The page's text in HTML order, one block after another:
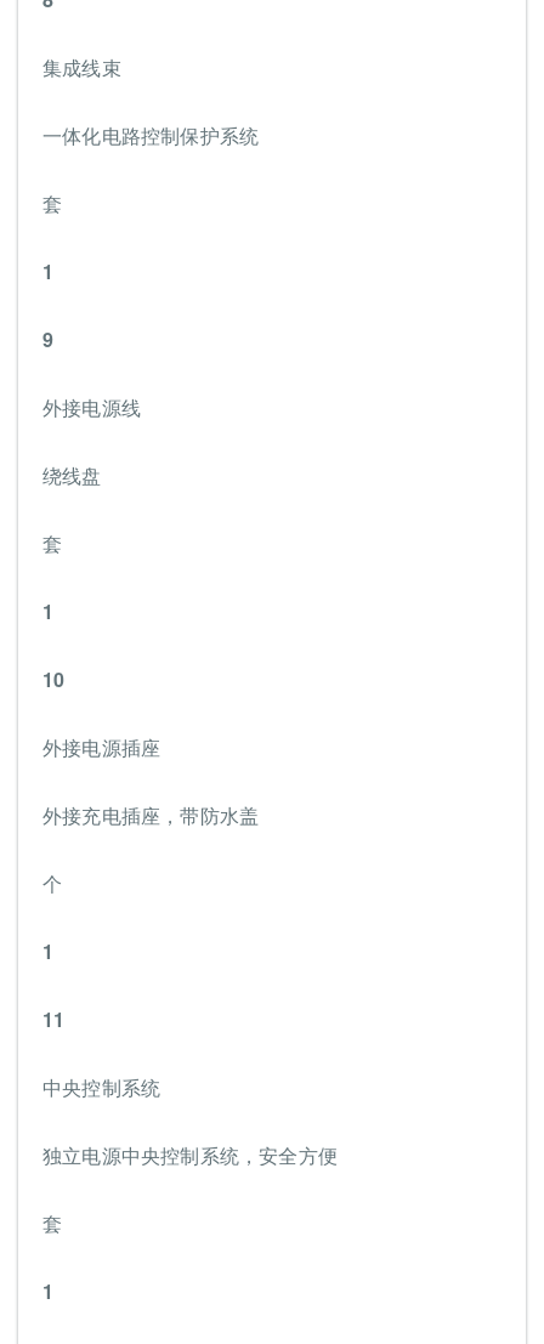
集成线束
一体化电路控制保护系统
套
1
9
外接电源线
绕线盘
套
1
10
外接电源插座
外接充电插座，带防水盖
个
1
11
中央控制系统
独立电源中央控制系统，安全方便
套
1